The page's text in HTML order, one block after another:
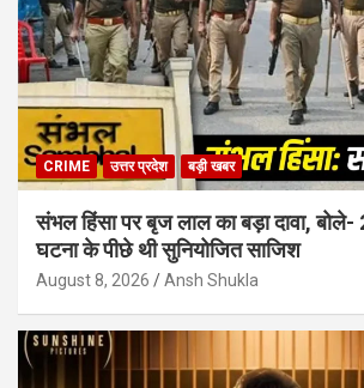
CRIME उत्तर प्रदेश बड़ी खबर
संभल हिंसा पर बृज लाल का बड़ा दावा,
घटना के पीछे थी सुनियोजित साजिश
August 8, 2026 Ansh Shukla